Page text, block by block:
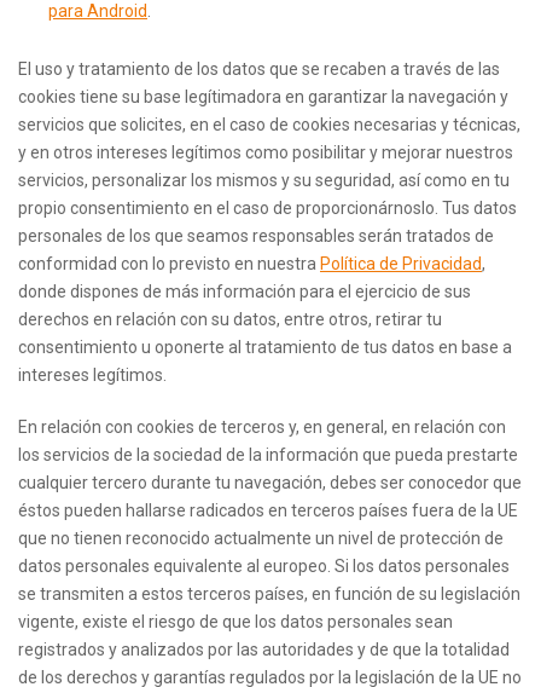
para Android
El uso y tratamiento de los datos que se recaben a través de las
cookies tiene su base legítimadora en garantizar la navegación y
servicios que solicites, en el caso de cookies necesarias y técnicas,
y en otros intereses legítimos como posibilitar y mejorar nuestros
servicios, personalizar los mismos y su seguridad, así como en tu
propio consentimiento en el caso de proporcionárnoslo. Tus datos
personales de los que seamos responsables serán tratados de
conformidad con lo previsto en nuestra Política de Privacidad,
donde dispones de más información para el ejercicio de sus
derechos en relación con su datos, entre otros, retirar tu
consentimiento u oponerte al tratamiento de tus datos en base a
intereses legítimos.
En relación con cookies de terceros y, en general, en relación con
los servicios de la sociedad de la información que pueda prestarte
cualquier tercero durante tu navegación, debes ser conocedor que
éstos pueden hallarse radicados en terceros países fuera de la UE
que no tienen reconocido actualmente un nivel de protección de
datos personales equivalente al europeo. Si los datos personales
se transmiten a estos terceros países, en función de su legislación
vigente, existe el riesgo de que los datos personales sean
registrados y analizados por las autoridades y de que la totalidad
de los derechos y garantías regulados por la legislación de la UE no